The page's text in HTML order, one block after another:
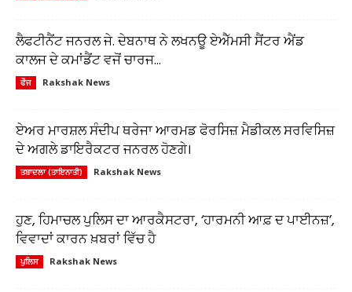
ਲੈਫਟੀਨੈਂਟ ਜਨਰਲ ਜੇ. ਦੇਬਨਾਥ ਨੇ ਲਖਨਊ ਏਐੱਮਸੀ ਸੈਂਟਰ ਐਂਡ
ਕਾਲਜ ਦੇ ਕਮਾਂਡੈਂਟ ਵਜੋਂ ਚਾਰਜ...
ਫੌਜ Rakshak News
ਏਅਰ ਮਾਰਸ਼ਲ ਸੰਦੀਪ ਥਰੇਜਾ ਆਰਮਡ ਫੋਰਸਿਜ਼ ਮੈਡੀਕਲ ਸਰਵਿਸਿਜ਼
ਦੇ ਅਗਲੇ ਡਾਇਰੈਕਟਰ ਜਨਰਲ ਹੋਣਗੇ।
ਤਬਾਦਲਾ (ਤਾਇਨਾਤੀ) Rakshak News
ਹੁਣ, ਹਿਮਾਚਲ ਪੁਲਿਸ ਦਾ ਆਰਕੈਸਟਰਾ, ‘ਹਾਰਮਨੀ ਆਫ਼ ਦ ਪਾਈਨਜ਼’,
ਵਿਵਾਦਾਂ ਕਾਰਨ ਖ਼ਬਰਾਂ ਵਿੱਚ ਹੈ
ਪੁਲਿਸ Rakshak News